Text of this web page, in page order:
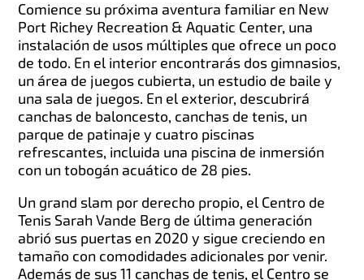
Comience su próxima aventura familiar en New
Port Richey Recreation & Aquatic Center, una
instalación de usos múltiples que ofrece un poco
de todo. En el interior encontrarás dos gimnasios,
un área de juegos cubierta, un estudio de baile y
una sala de juegos. En el exterior, descubrirá
canchas de baloncesto, canchas de tenis, un
parque de patinaje y cuatro piscinas
refrescantes, incluida una piscina de inmersión
con un tobogán acuático de 28 pies.
Un grand slam por derecho propio, el Centro de
Tenis Sarah Vande Berg de última generación
abrió sus puertas en 2020 y sigue creciendo en
tamaño con comodidades adicionales por venir.
Además de sus 11 canchas de tenis, el Centro se